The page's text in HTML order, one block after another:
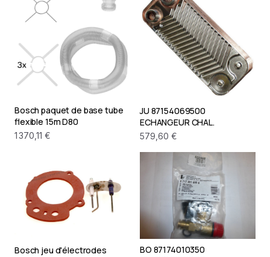
Bosch paquet de base tube
flexible 15m D80
1 370,11 €
JU 87154069500
ECHANGEUR CHAL.
579,60 €
Bosch jeu d'électrodes
BO 87174010350